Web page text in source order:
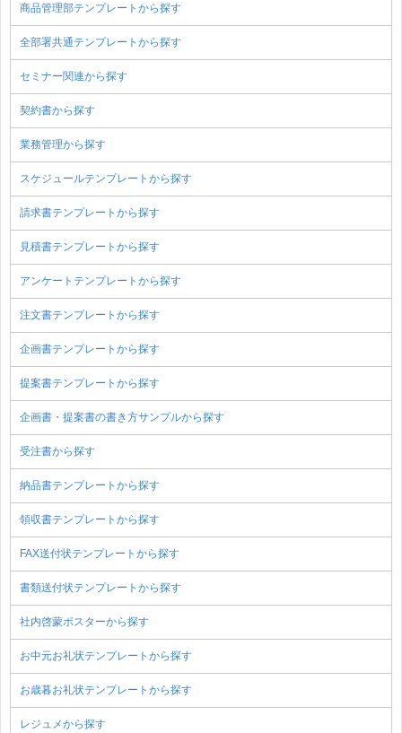
商品管理部テンプレートから探す
全部署共通テンプレートから探す
セミナー関連から探す
契約書から探す
業務管理から探す
スケジュールテンプレートから探す
請求書テンプレートから探す
見積書テンプレートから探す
アンケートテンプレートから探す
注文書テンプレートから探す
企画書テンプレートから探す
提案書テンプレートから探す
企画書・提案書の書き方サンプルから探す
受注書から探す
納品書テンプレートから探す
領収書テンプレートから探す
FAX送付状テンプレートから探す
書類送付状テンプレートから探す
社内啓蒙ポスターから探す
お中元お礼状テンプレートから探す
お歳暮お礼状テンプレートから探す
レジュメから探す